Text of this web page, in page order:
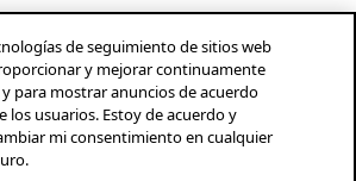
de seguimiento de sitios web
y mejorar continuamente
para mostrar anuncios de acuerdo
los usuarios. Estoy de acuerdo y
mi consentimiento en cualquier